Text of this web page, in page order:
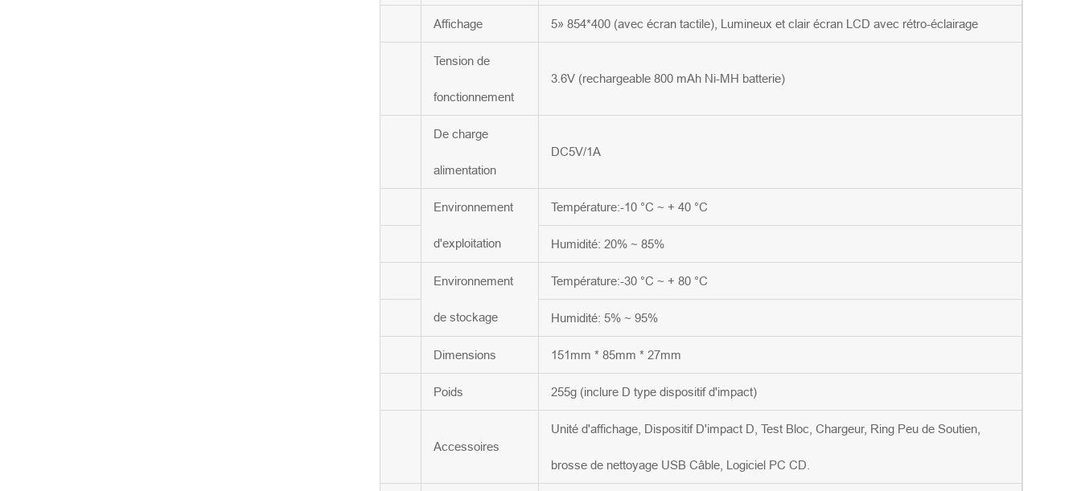
Affichage 5» 854*400 (avec écran tactile), Lumineux et clair écran LCD avec rétro-éclairage
Tension de
fonctionnement
3.6V (rechargeable 800 mAh Ni-MH batterie)
De charge
alimentation
DC5V/1A
Environnement
d'exploitation
Température:-10 °C ~ + 40 °C
Humidité: 20% ~ 85%
Environnement
de stockage
Température:-30 °C ~ + 80 °C
Humidité: 5% ~ 95%
Dimensions 151mm * 85mm * 27mm
Poids 255g (inclure D type dispositif d'impact)
Accessoires
Unité d'affichage, Dispositif D'impact D, Test Bloc, Chargeur, Ring Peu de Soutien,
brosse de nettoyage USB Câble, Logiciel PC CD.